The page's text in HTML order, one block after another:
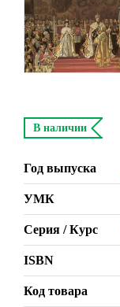
В наличии
Год выпуска
УМК
Серия / Курс
ISBN
Код товара